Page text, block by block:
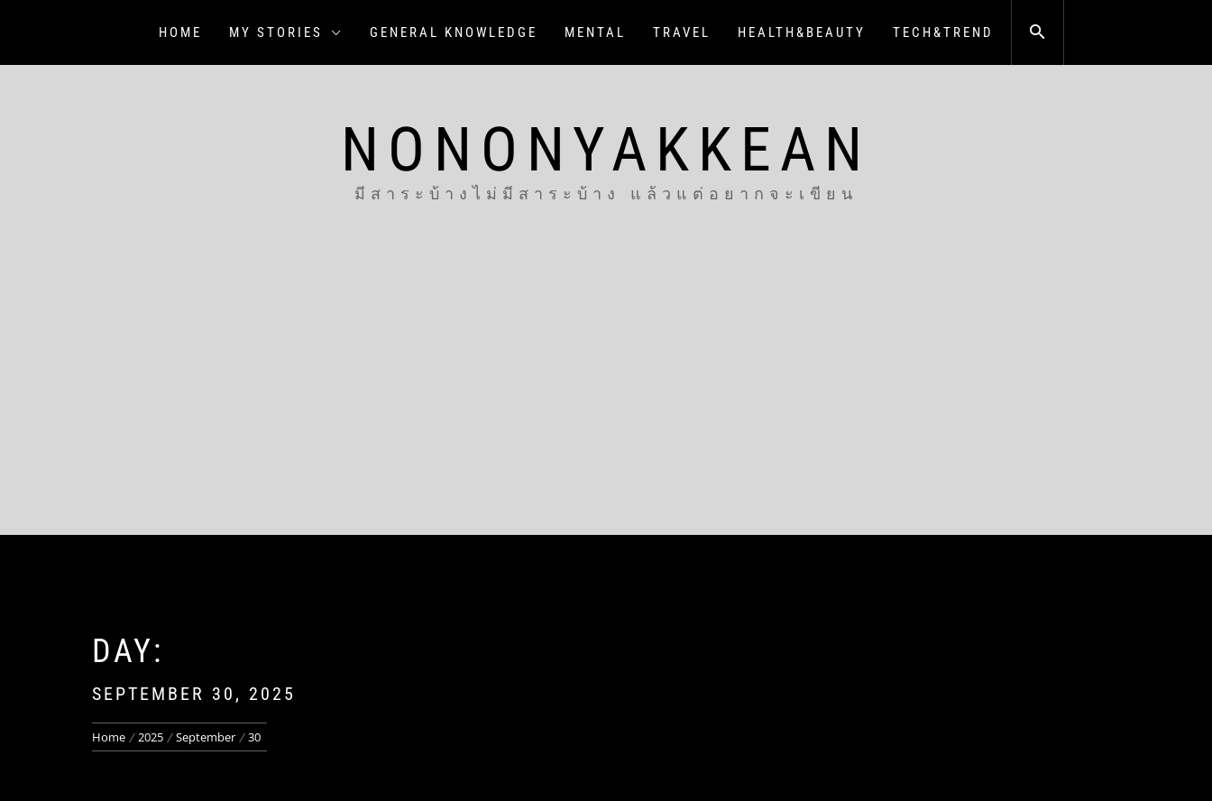
HOME MY STORIES GENERAL KNOWLEDGE MENTAL TRAVEL HEALTH&BEAUTY TECH&TREND
NONONYAKKEAN
มีสาระบ้างไม่มีสาระบ้าง แล้วแต่อยากจะเขียน
DAY:
SEPTEMBER 30, 2025
Home 2025 September 30